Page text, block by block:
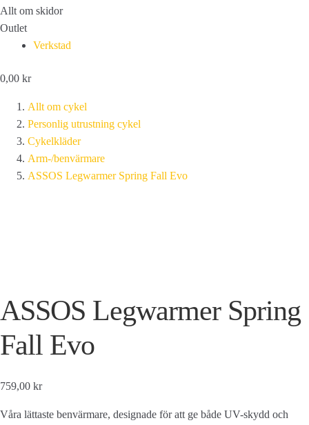
Allt om skidor
Outlet
Verkstad
0,00 kr
Allt om cykel
Personlig utrustning cykel
Cykelkläder
Arm-/benvärmare
ASSOS Legwarmer Spring Fall Evo
ASSOS Legwarmer Spring
Fall Evo
759,00 kr
Våra lättaste benvärmare, designade för att ge både UV-skydd och